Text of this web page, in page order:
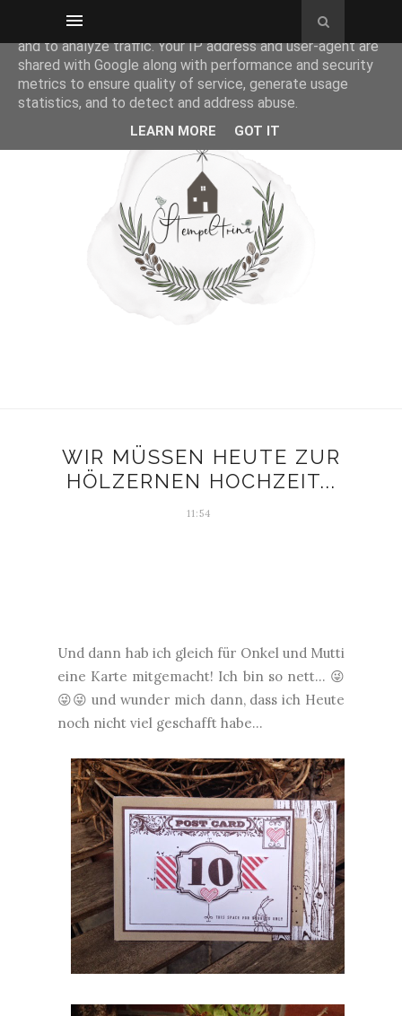
WIR MÜSSEN HEUTE ZUR
HÖLZERNEN HOCHZEIT...
11:54
Und dann hab ich gleich für Onkel und Mutti
eine Karte mitgemacht! Ich bin so nett... 😜
😜😜 und wunder mich dann, dass ich Heute
noch nicht viel geschafft habe...
This site uses cookies from Google to deliver its services
and to analyze traffic. Your IP address and user-agent are
shared with Google along with performance and security
metrics to ensure quality of service, generate usage
statistics, and to detect and address abuse.
LEARN MORE GOT IT